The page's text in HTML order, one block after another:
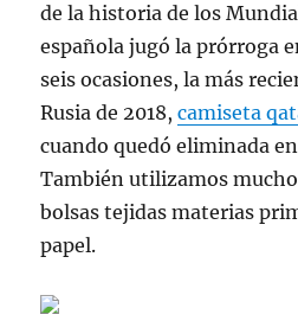
de la historia de los
española jugó la prórroga
seis ocasiones, la más
Rusia de 2018,camiseta
cuando quedó eliminada
También utilizamos
bolsas tejidas materias
papel.